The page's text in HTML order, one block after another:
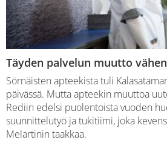
Täyden palvelun muutto
Sörnäisten apteekista tuli
päivässä. Mutta apteekin muuttoa
Rediin edelsi puolentoista vuoden
suunnittelutyö ja tukitiimi, joka
Melartinin taakkaa.